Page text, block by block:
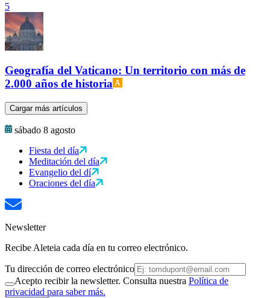
5
Geografía del Vaticano: Un territorio con más de
2.000 años de historia
Cargar más artículos
sábado 8 agosto
Fiesta del día
Meditación del día
Evangelio del dí
Oraciones del día
Newsletter
Recibe Aleteia cada día en tu correo electrónico.
Tu dirección de correo electrónico
Acepto recibir la newsletter. Consulta nuestra Política de
privacidad para saber más.